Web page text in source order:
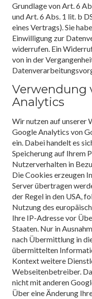
Grundlage von Art. 6
und Art. 6 Abs. 1 lit. b
eines Vertrags). Sie
Einwilligung zur
widerrufen. Ein
von in der
Verwendung
Analytics
Wir nutzen auf unserer
Google Analytics von
ein. Dabei handelt es
Speicherung auf Ihrem
Nutzerverhalten in
Die Cookies erzeugen
Server übertragen
der Regel in den USA,
Nutzung des
Ihre IP-Adresse vor
Staaten. Nur in
nach Übermittlung in
übermittelten
Kontext weitere
Webseitenbetreiber.
nicht mit anderen
Über eine Änderung